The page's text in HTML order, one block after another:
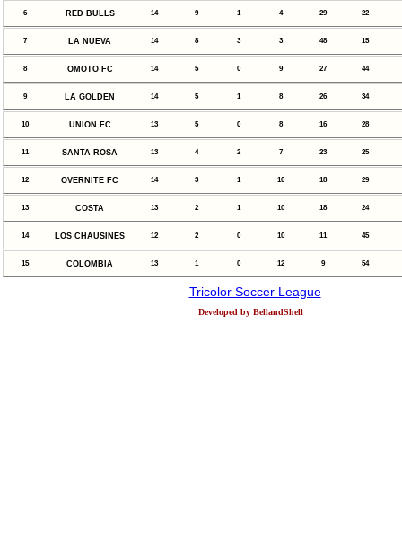
6 RED BULLS 14 9 1 4 29 22
7 LA NUEVA 14 8 3 3 48 15
8 OMOTO FC 14 5 0 9 27 44
9 LA GOLDEN 14 5 1 8 26 34
10 UNION FC 13 5 0 8 16 28
11 SANTA ROSA 13 4 2 7 23 25
12 OVERNITE FC 14 3 1 10 18 29
13 COSTA 13 2 1 10 18 24
14 LOS CHAUSINES 12 2 0 10 11 45
15 COLOMBIA 13 1 0 12 9 54
Tricolor Soccer League
Developed by BellandShell